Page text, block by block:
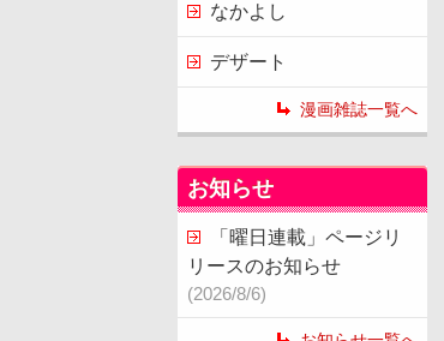
なかよし
デザート
漫画雑誌一覧へ
お知らせ
「曜日連載」ページリ
リースのお知らせ
(2026/8/6)